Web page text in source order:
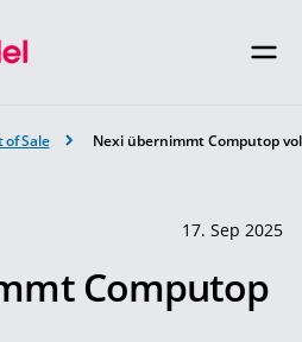
of Sale Nexi übernimmt Computop
17. Sep 2025
Computop